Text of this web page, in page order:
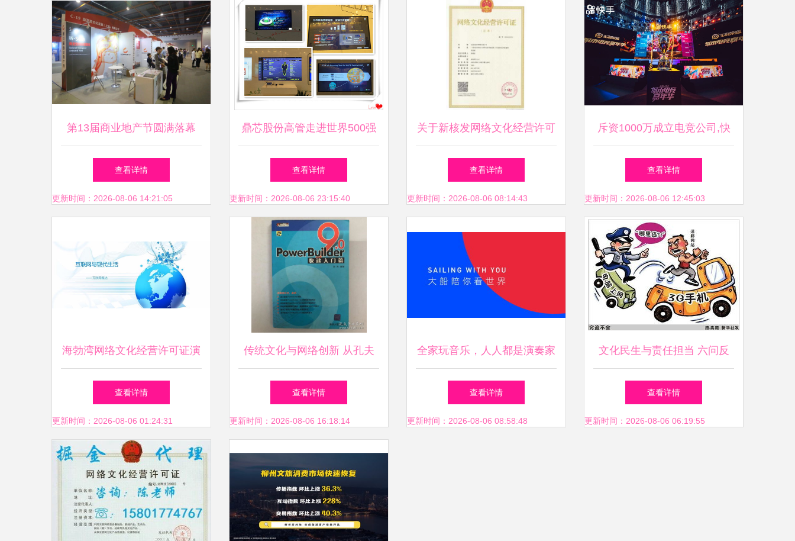
第13届商业地产节圆满落幕
以网络文化经营重塑商业新生
态
查看详情
更新时间：2026-08-06 14:21:05
鼎芯股份高管走进世界500强
企业中国华为科技，共探网络
文化经营新路径
查看详情
更新时间：2026-08-06 23:15:40
关于新核发网络文化经营许可
证的公示（编号
450981200052）
查看详情
更新时间：2026-08-06 08:14:43
斥资1000万成立电竞公司,快
手电竞事业前景可期?
查看详情
更新时间：2026-08-06 12:45:03
海勃湾网络文化经营许可证演
出剧目
查看详情
更新时间：2026-08-06 01:24:31
传统文化与网络创新 从孔夫
子旧书网看百玉文化传媒的经
营之道
查看详情
更新时间：2026-08-06 16:18:14
全家玩音乐，人人都是演奏家
——网络文化经营的幸福密码
查看详情
更新时间：2026-08-06 08:58:48
文化民生与责任担当 六问反
三俗，永守文化净土
查看详情
更新时间：2026-08-06 06:19:55